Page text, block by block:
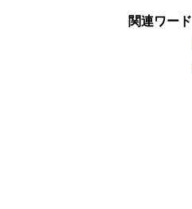
関連ワード